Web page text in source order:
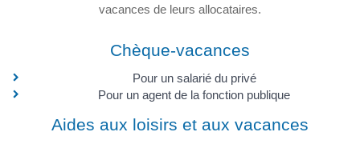
vacances de leurs allocataires.
Chèque-vacances
Pour un salarié du privé
Pour un agent de la fonction publique
Aides aux loisirs et aux vacances